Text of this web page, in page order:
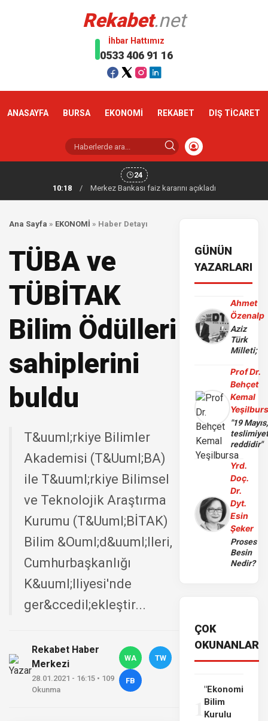
Rekabet.net
İhbar Hattımız
0533 406 91 16
ANASAYFA BURSA EKONOMİ REKABET DIŞ TİCARET
24
10:18
/ Merkez Bankası faiz kararını açıkladı
Ana Sayfa » EKONOMİ » Haber Detayı
TÜBA ve
TÜBİTAK
Bilim Ödülleri
sahiplerini
buldu
T&uuml;rkiye Bilimler
Akademisi (T&Uuml;BA)
ile T&uuml;rkiye Bilimsel
ve Teknolojik Araştırma
Kurumu (T&Uuml;BİTAK)
Bilim &Ouml;d&uuml;lleri,
Cumhurbaşkanlığı
K&uuml;lliyesi'nde
ger&ccedil;ekleştir...
Rekabet Haber
Merkezi
28.01.2021 - 16:15 • 109
Okunma
WA TW
FB
GÜNÜN
YAZARLARI
Ahmet
Özenalp
Aziz
Türk
Milleti;
Prof Dr.
Behçet
Kemal
"19 Mayıs,
reddidir"
Yrd.
Doç.
Dr.
Dyt.
Esin
Şeker
Proses
Besin
Nedir?
ÇOK
OKUNANLAR
"Ekonomi
Bilim
Kurulu